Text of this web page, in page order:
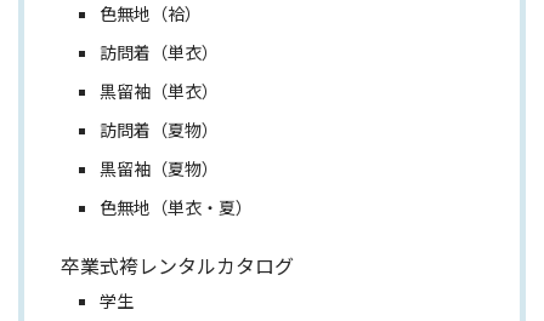
色無地（袷）
訪問着（単衣）
黒留袖（単衣）
訪問着（夏物）
黒留袖（夏物）
色無地（単衣・夏）
卒業式袴レンタルカタログ
学生